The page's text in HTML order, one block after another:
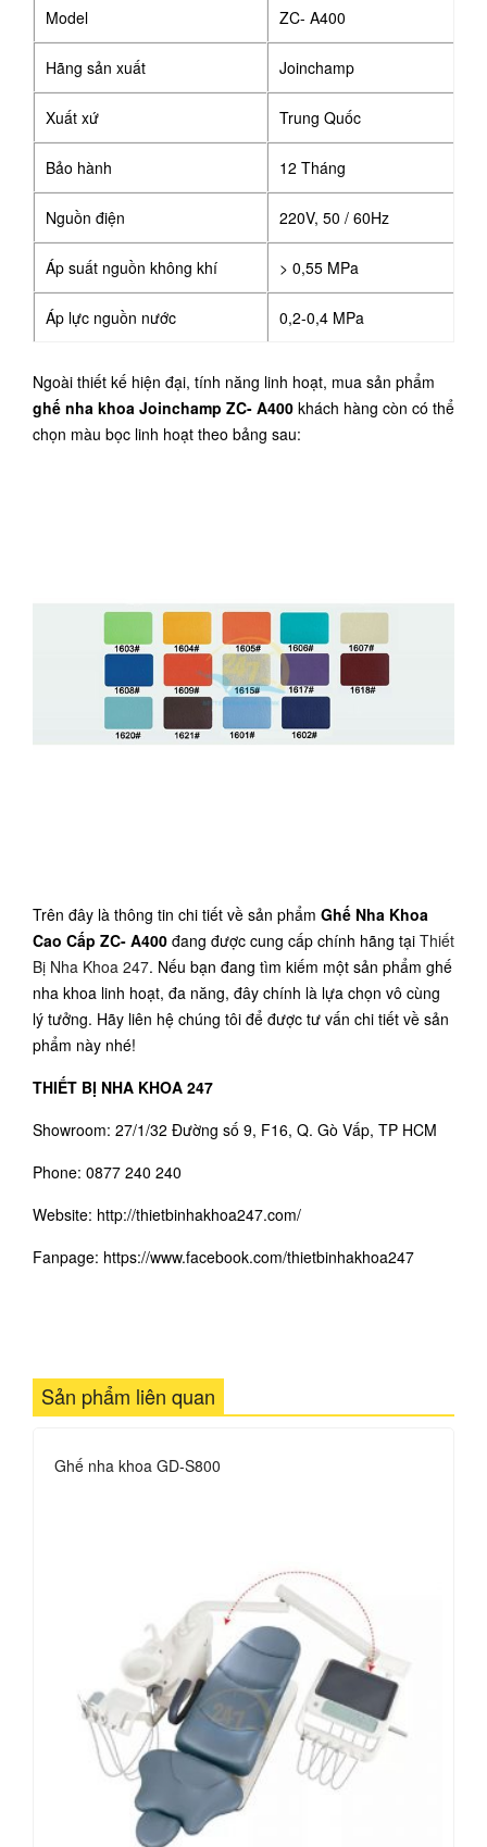
Model ZC- A400
Hãng sản xuất Joinchamp
Xuất xứ Trung Quốc
Bảo hành 12 Tháng
Nguồn điện 220V, 50 / 60Hz
Áp suất nguồn không khí > 0,55 MPa
Áp lực nguồn nước 0,2-0,4 MPa
Ngoài thiết kế hiện đại, tính năng linh hoạt, mua sản phẩm
ghế nha khoa Joinchamp ZC- A400 khách hàng còn có thể
chọn màu bọc linh hoạt theo bảng sau:
Trên đây là thông tin chi tiết về sản phẩm Ghế Nha Khoa
Cao Cấp ZC- A400 đang được cung cấp chính hãng tại Thiết
Bị Nha Khoa 247. Nếu bạn đang tìm kiếm một sản phẩm ghế
nha khoa linh hoạt, đa năng, đây chính là lựa chọn vô cùng
lý tưởng. Hãy liên hệ chúng tôi để được tư vấn chi tiết về sản
phẩm này nhé!
THIẾT BỊ NHA KHOA 247
Showroom: 27/1/32 Đường số 9, F16, Q. Gò Vấp, TP HCM
Phone: 0877 240 240
Website: http://thietbinhakhoa247.com/
Fanpage: https://www.facebook.com/thietbinhakhoa247
Sản phẩm liên quan
Ghế nha khoa GD-S800